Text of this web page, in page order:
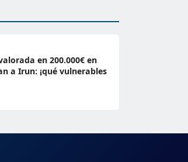
en 200.000€ en
a Irun: ¡qué vulnerables